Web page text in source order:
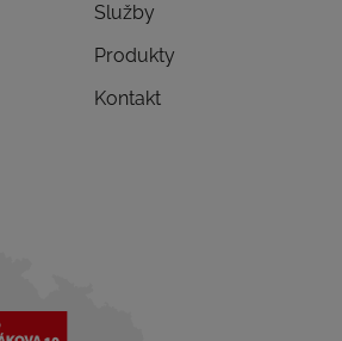
Služby
Produkty
Kontakt